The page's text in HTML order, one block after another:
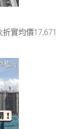
折實均價17,671